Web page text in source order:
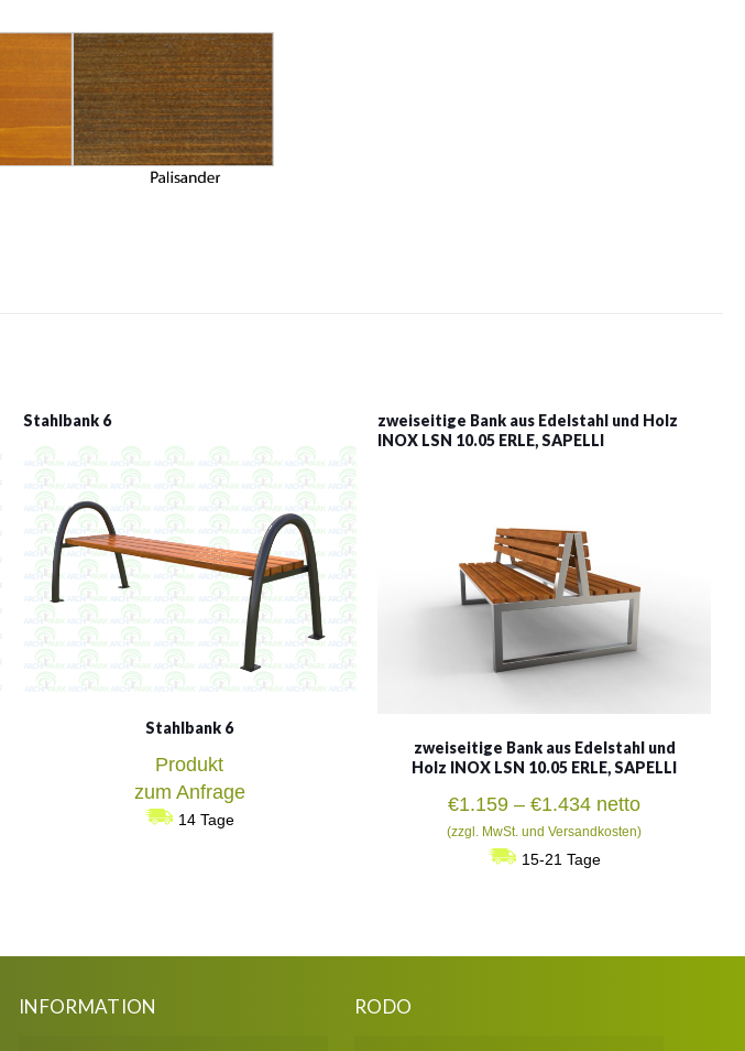
Stahlbank 6
Stahlbank 6
Produkt
zum Anfrage
14 Tage
zweiseitige Bank aus Edelstahl und Holz
INOX LSN 10.05 ERLE, SAPELLI
zweiseitige Bank aus Edelstahl und
Holz INOX LSN 10.05 ERLE, SAPELLI
€1.159 –€1.434Preisspanne:
€1.159
bis
netto
(zzgl. MwSt. und Versandkosten)
15-21 Tage
INFORMATION RODO